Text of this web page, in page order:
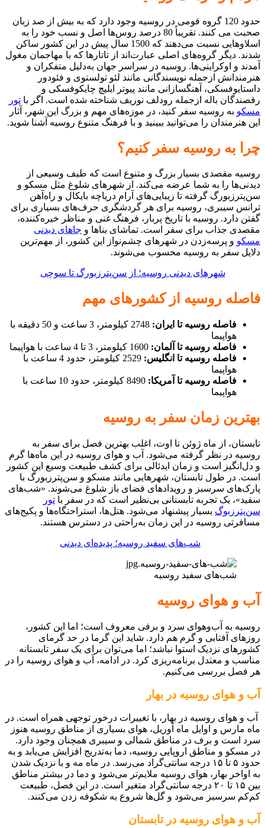
حدود 120 گروه قومی در روسیه وجود دارد که به بیش از صد زبان
صحبت می کنند. تقریباً 80 درصد روس‌ها اصل و نسب خود را به
اسلاوهایی نسبت می‌دهند که 1500 سال پیش در این کشور ساکن
شدند. دیگر گروه‌های اصلی عبارت‌اند از تاتارها که با مهاجمان مغول
آمدند و اوکراینی‌ها. روسیه در سراسر جهان به‌دلیل متفکران و
هنرمندانش ازجمله نویسندگانی مانند لئو تولستوی و فئودور
داستایوفسکی، آهنگسازانی مانند پیوتر ایلیچ چایکوفسکی و
رقصندگان باله ازجمله رودلف نوریف شناخته شده است. اگر با تور
مسکو به روسیه سفر کنید، در موزه‌های مهم و بزرگ این شهر، آثار
این هنرمندان را می‌توانید ببینید و با فرهنگ متنوع روسیه آشنا شوید.
چرا به روسیه سفر کنیم؟
روسیه مقصدی بسیار بزرگ و متنوع است که طیف وسیعی از
دیدنی‌ها را به شما عرضه می‌کند. از شهرهای شلوغ مثل مسکو و
سن‌پترزبورگ گرفته تا زیبایی‌های آرام دریاچه بایکال و راه‌آهن
ترانس سیبری، روسیه برای هر گردشگری حرف‌های بسیاری برای
گفتن دارد. روسیه با تاریخ پربار، فرهنگ غنی و مناظر خیره‌کننده،
مقصدی جذاب برای سفر است. تماشای بناها و جاهای دیدنی
مسکو و پرسه‌زدن در شهرهای چشم‌نواز این کشور، از مهم‌ترین
دلایل سفر به روسیه محسوب می‌شوند.
شهرهای دیدنی روسیه؛ از سن‌پترزبورگ تا سوچی
فاصله روسیه از کشورهای مهم
فاصله روسیه تا ایران:
2748 کیلومتر، 3 ساعت و 50 دقیقه با
هواپیما
فاصله روسیه تا آلمان:
فاصله روسیه تا انگلیس:
2529 کیلومتر، حدود 4 ساعت با
هواپیما
فاصله روسیه تا آمریکا:
8490 کیلومتر، حدود 10 ساعت با
هواپیما
بهترین زمان سفر به روسیه
تابستان، از ماه ژوئن تا اوت، اغلب بهترین فصل برای سفر به
روسیه در نظر گرفته می‌شود. آب و هوای روسیه در این ماه‌ها گرم
و دل‌انگیز است و زمان ایدئالی برای کشف طبیعت وسیع این کشور
است. در طول تابستان، شهرهایی مانند مسکو و سن‌پترزبورگ با
پارک‌های سرسبز و رویدادهای فضای باز شلوغ می‌شوند. «شب‌های
سفید»، یک تجربه تابستانی بی‌نظیر است که در سفر با تور
سن‌پترزبوگ بسیار پیشنهاد می‌شود. هتل‌ها، استراحتگاه‌ها و پکیج‌های
مسافرتی روسیه در این زمان به‌راحتی در دسترس هستند.
شب‌های سفید روسیه؛ پدیده‌ای دیدنی
شب‌های سفید روسیه
آب و هوای روسیه
روسیه به آب‌و‌هوای سرد و برفی معروف است؛ اما این کشور،
روزهای آفتابی و گرم هم دارد. شاید این گرما در حد گرمای
کشورهای نزدیک استوا نباشد؛ اما می‌توان برای یک سفر تابستانه
مناسب و معتدل برنامه‌ریزی کرد. در ادامه، آب و هوای روسیه را در
هر فصل بررسی می‌کنیم.
آب و هوای روسیه در بهار
آب و هوای روسیه در بهار، با تغییرات درخور توجهی همراه است. در
ماه مارس و اوایل ماه آوریل، هوای بسیاری از مناطق روسیه هنوز
سرد است و برف در مناطق شمالی و سیبری همچنان وجود دارد.
در مسکو و مناطق اروپایی روسیه، دما به‌تدریج افزایش می‌یابد و به
حدود ۵ تا ۱۵ درجه سانتی‌گراد می‌رسد. در ماه مه و با نزدیک شدن
به اواخر بهار، هوای روسیه ملایم‌تر می‌شود و دما در بیشتر مناطق
بین ۱۵ تا ۲۰ درجه سانتی‌گراد متغیر است. در این فصل، طبیعت
‌کم‌کم سرسبز می‌شود و گل‌ها شروع به شکوفه زدن می‌کنند.
آب و هوای روسیه در تابستان